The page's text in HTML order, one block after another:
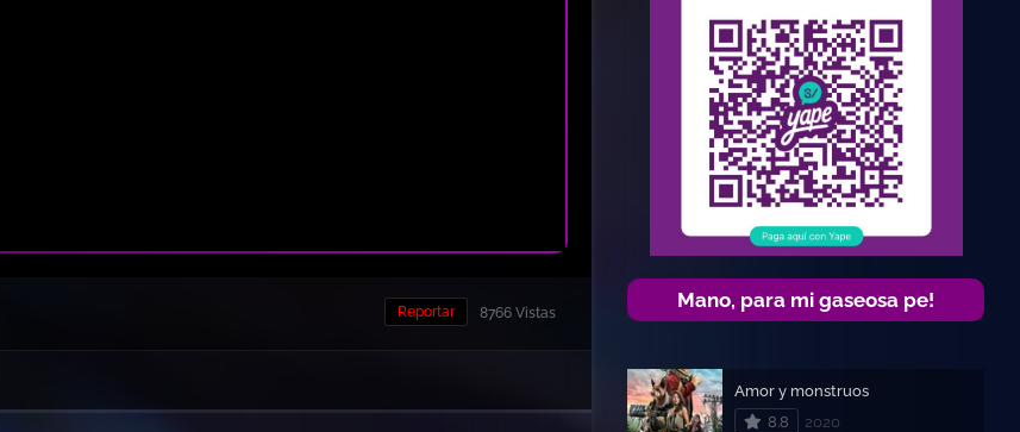
8766 Vistas
Reportar
Mano, para mi gaseosa pe!
Amor y monstruos
8.8
2020